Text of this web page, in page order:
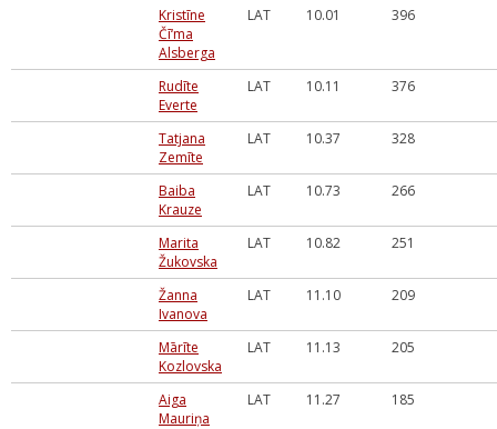
Kristīne
Čī‘ma
Alsberga
LAT 10.01 396
Rudīte
Everte
LAT 10.11 376
Tatjana
Zemīte
LAT 10.37 328
Baiba
Krauze
LAT 10.73 266
Marita
Žukovska
LAT 10.82 251
Žanna
Ivanova
LAT 11.10 209
Mārīte
Kozlovska
LAT 11.13 205
Aiga
Mauriņa
LAT 11.27 185